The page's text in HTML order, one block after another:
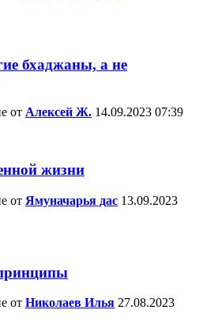
бхаджаны, а не
от Алексей Ж. 14.09.2023 07:39
жизни
от Ямуначарья дас 13.09.2023
от Николаев Илья 27.08.2023